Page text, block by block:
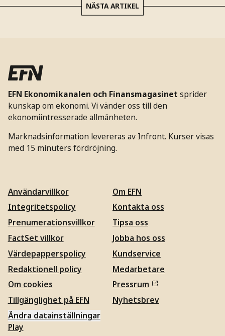
NÄSTA ARTIKEL
EFN Ekonomikanalen och Finansmagasinet sprider
kunskap om ekonomi. Vi vänder oss till den
ekonomiintresserade allmänheten.
Marknadsinformation levereras av Infront. Kurser visas
med 15 minuters fördröjning.
Användarvillkor
Integritetspolicy
Prenumerationsvillkor
FactSet villkor
Värdepapperspolicy
Redaktionell policy
Om cookies
Tillgänglighet på EFN
Ändra datainställningar
Om EFN
Kontakta oss
Tipsa oss
Jobba hos oss
Kundservice
Medarbetare
Pressrum
Nyhetsbrev
Play